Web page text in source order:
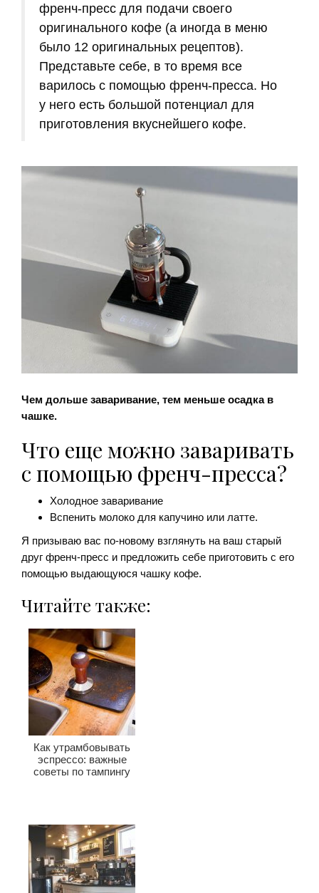
френч-пресс для подачи своего
оригинального кофе (а иногда в меню
было 12 оригинальных рецептов).
Представьте себе, в то время все
варилось с помощью френч-пресса. Но
у него есть большой потенциал для
приготовления вкуснейшего кофе.
Чем дольше заваривание, тем меньше осадка в
чашке.
Что еще можно заваривать
с помощью френч-пресса?
Холодное заваривание
Вспенить молоко для капучино или латте.
Я призываю вас по-новому взглянуть на ваш старый
друг френч-пресс и предложить себе приготовить с его
помощью выдающуюся чашку кофе.
Читайте также:
Как утрамбовывать
эспрессо: важные
советы по тампингу